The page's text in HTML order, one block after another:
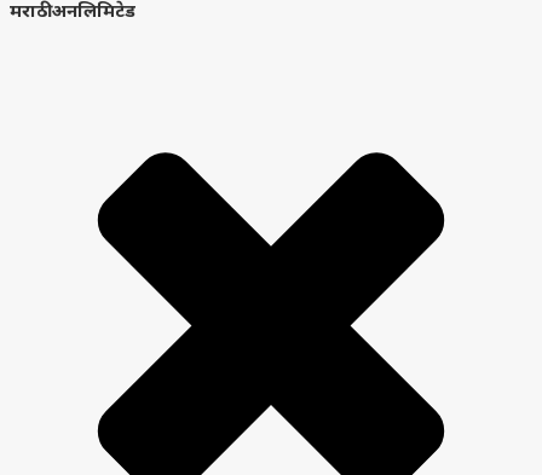
मराठी अनलिमिटेड